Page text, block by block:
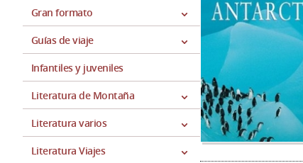
Gran formato
Guías de viaje
Infantiles y juveniles
Literatura de Montaña
Literatura varios
Literatura Viajes